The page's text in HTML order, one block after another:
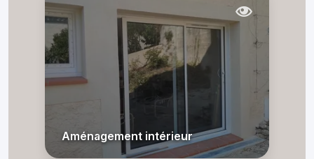
Aménagement intérieur